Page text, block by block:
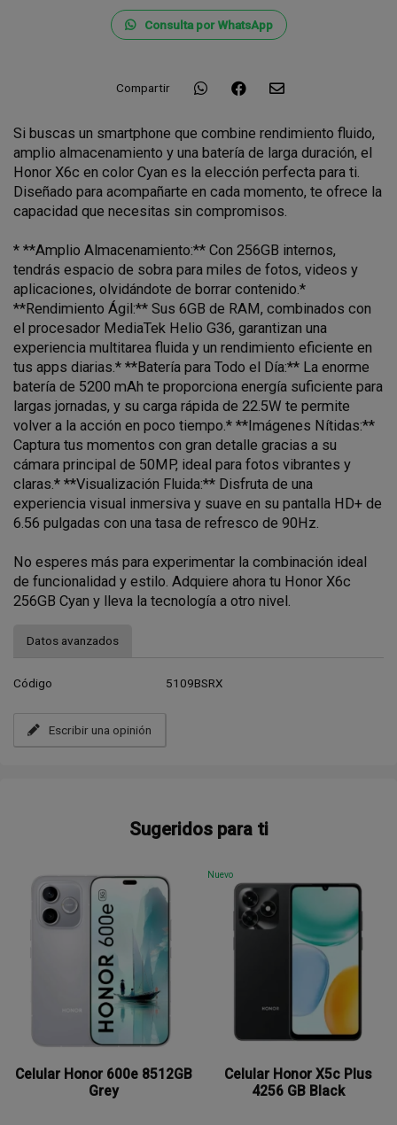
Consulta por WhatsApp
Compartir
Si buscas un smartphone que combine rendimiento fluido,
amplio almacenamiento y una batería de larga duración, el
Honor X6c en color Cyan es la elección perfecta para ti.
Diseñado para acompañarte en cada momento, te ofrece la
capacidad que necesitas sin compromisos.
* **Amplio Almacenamiento:** Con 256GB internos,
tendrás espacio de sobra para miles de fotos, videos y
aplicaciones, olvidándote de borrar contenido.*
**Rendimiento Ágil:** Sus 6GB de RAM, combinados con
el procesador MediaTek Helio G36, garantizan una
experiencia multitarea fluida y un rendimiento eficiente en
tus apps diarias.* **Batería para Todo el Día:** La enorme
batería de 5200 mAh te proporciona energía suficiente para
largas jornadas, y su carga rápida de 22.5W te permite
volver a la acción en poco tiempo.* **Imágenes Nítidas:**
Captura tus momentos con gran detalle gracias a su
cámara principal de 50MP, ideal para fotos vibrantes y
claras.* **Visualización Fluida:** Disfruta de una
experiencia visual inmersiva y suave en su pantalla HD+ de
6.56 pulgadas con una tasa de refresco de 90Hz.
No esperes más para experimentar la combinación ideal
de funcionalidad y estilo. Adquiere ahora tu Honor X6c
256GB Cyan y lleva la tecnología a otro nivel.
Datos avanzados
Código 5109BSRX
Escribir una opinión
Sugeridos para ti
Celular Honor 600e 8512GB
Grey
Nuevo
Celular Honor X5c Plus
4256 GB Black